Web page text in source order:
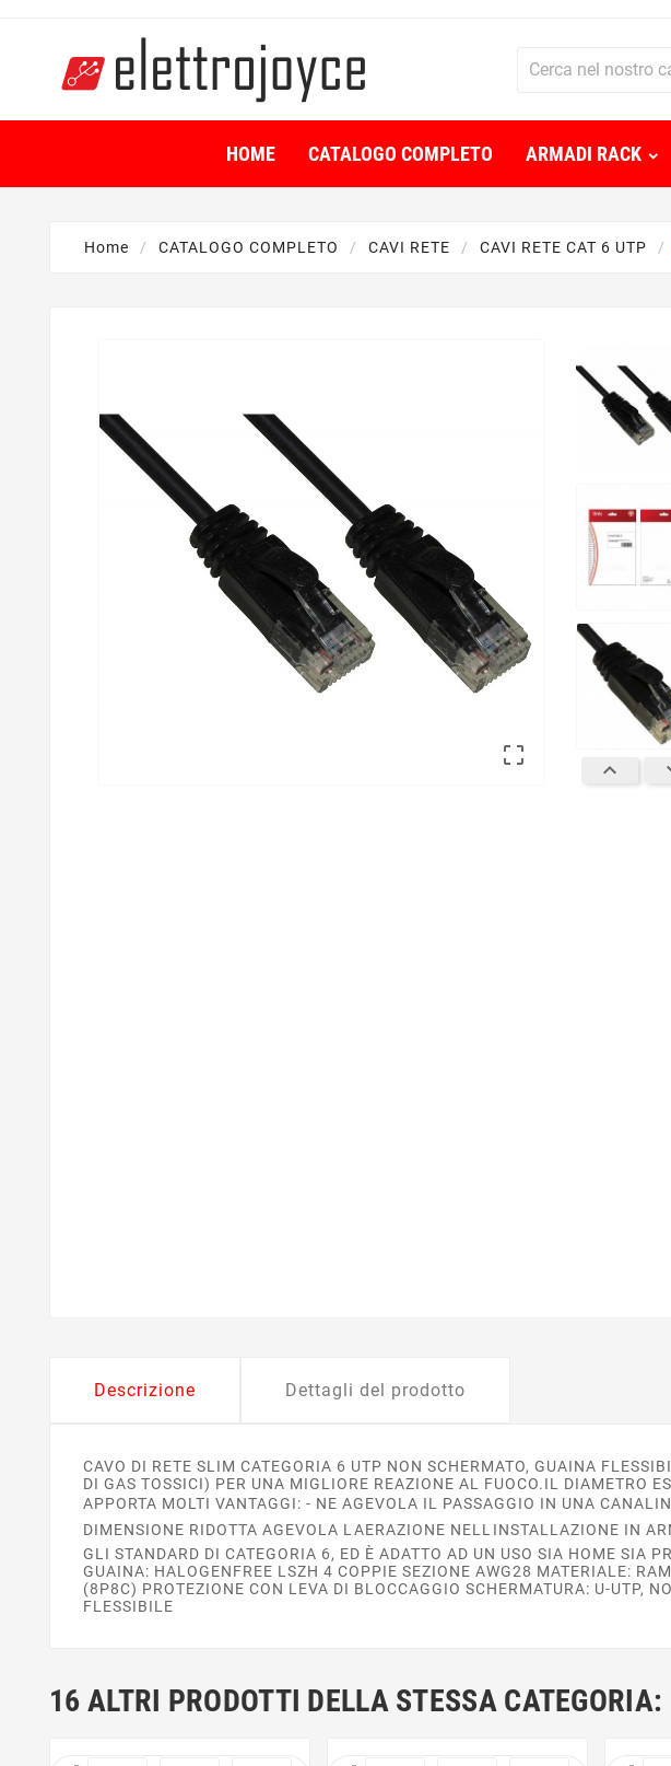
HOME CATALOGO COMPLETO ARMADI RACK
Home CATALOGO COMPLETO CAVI RETE CAVI RETE CAT 6 UTP


Descrizione Dettagli del prodotto
CAVO DI RETE SLIM CATEGORIA 6 UTP NON SCHERMATO, GUAINA
DI GAS TOSSICI) PER UNA MIGLIORE REAZIONE AL FUOCO.IL DIAMETRO
APPORTA MOLTI VANTAGGI: - NE AGEVOLA IL PASSAGGIO IN UNA
DIMENSIONE RIDOTTA AGEVOLA LAERAZIONE NELLINSTALLAZIONE IN
GLI STANDARD DI CATEGORIA 6, ED È ADATTO AD UN USO SIA HOME SIA
GUAINA: HALOGENFREE LSZH 4 COPPIE SEZIONE AWG28 MATERIALE:
(8P8C) PROTEZIONE CON LEVA DI BLOCCAGGIO SCHERMATURA: U-UTP,
FLESSIBILE
16 ALTRI PRODOTTI DELLA STESSA CATEGORIA: